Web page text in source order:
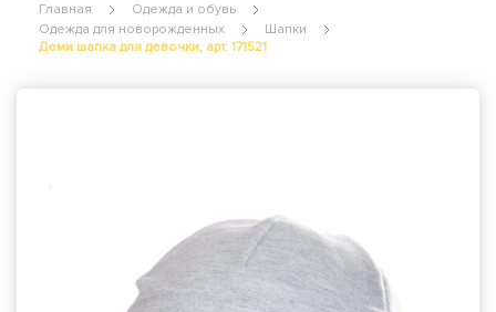
Главная
Одежда и обувь
Одежда для новорожденных
Шапки
Деми шапка для девочки, арт. 171521